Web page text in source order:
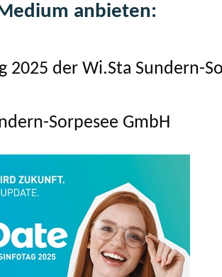
anbieten:
2025 der Wi.Sta Sundern-
Sorpesee GmbH